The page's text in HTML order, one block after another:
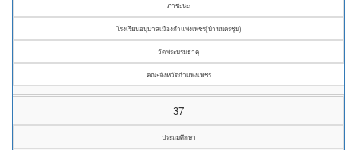
ภาชะนะ
โรงเรียนอนุบาลเมืองกำแพงเพชร(บ้านนครชุม)
วัดพระบรมธาตุ
คณะจังหวัดกำแพงเพชร
37
ประถมศึกษา